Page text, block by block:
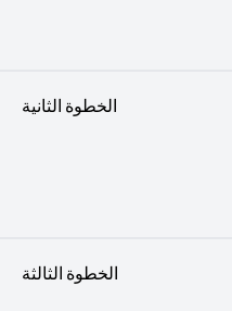
الخطوة الثانية
الخطوة الثالثة